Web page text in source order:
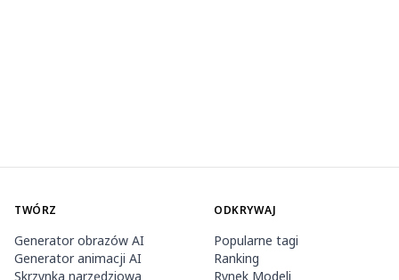
TWÓRZ
Generator obrazów AI
Generator animacji AI
Skrzynka narzędziowa
ODKRYWAJ
Popularne tagi
Ranking
Rynek Modeli